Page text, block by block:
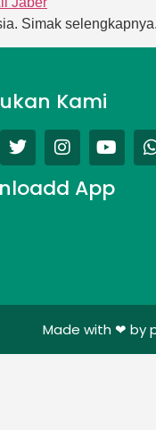
Simak selengkapnya.
Kami
App
Made with ❤ by